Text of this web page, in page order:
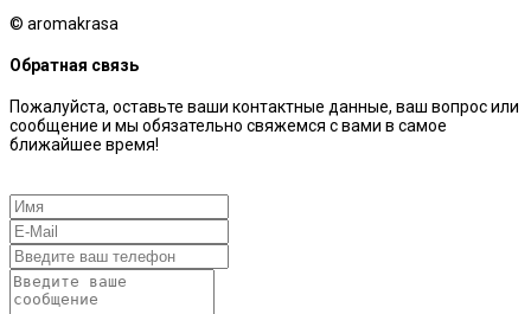
© aromakrasa
Обратная связь
Пожалуйста, оставьте ваши контактные данные, ваш вопрос или
сообщение и мы обязательно свяжемся с вами в самое
ближайшее время!